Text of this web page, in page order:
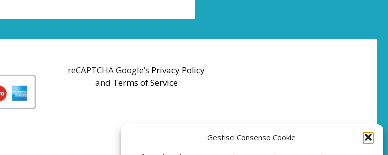
Gestisci Consenso Cookie
reCAPTCHA Google’s Privacy Policy
and Terms of Service